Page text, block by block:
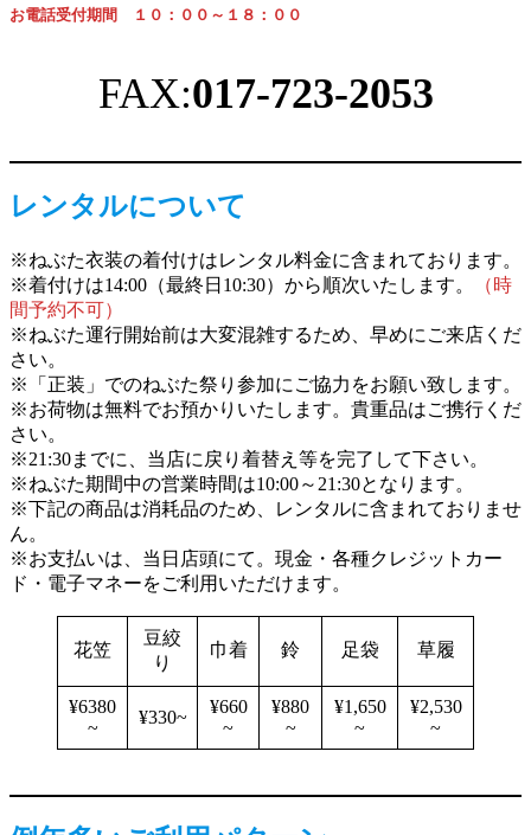
お電話受付期間　１０：００～１８：００
FAX:017-723-2053
レンタルについて
※ねぶた衣装の着付けはレンタル料金に含まれております。
※着付けは14:00（最終日10:30）から順次いたします。
（時
間予約不可）
※ねぶた運行開始前は大変混雑するため、早めにご来店くだ
さい。
※「正装」でのねぶた祭り参加にご協力をお願い致します。
※お荷物は無料でお預かりいたします。貴重品はご携行くだ
さい。
※21:30までに、当店に戻り着替え等を完了して下さい。
※ねぶた期間中の営業時間は10:00～21:30となります。
※下記の商品は消耗品のため、レンタルに含まれておりませ
ん。
※お支払いは、当日店頭にて。現金・各種クレジットカー
ド・電子マネーをご利用いただけます。
花笠
豆絞
り
巾着 鈴 足袋 草履
¥6380
~
¥330~
¥660
~
¥880
~
¥1,650
~
¥2,530
~